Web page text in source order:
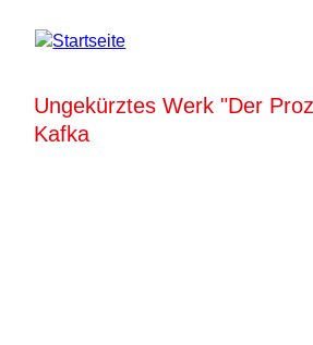
Ungekürztes Werk "Der
Kafka